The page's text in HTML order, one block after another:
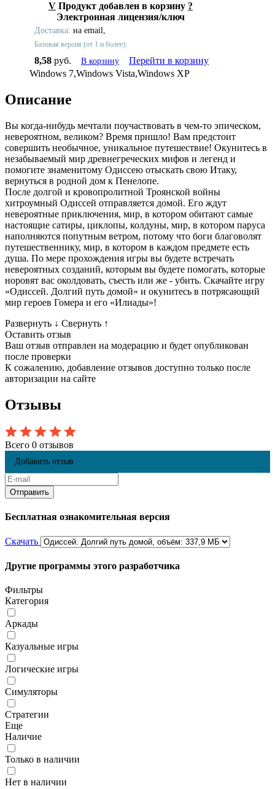
V Продукт добавлен в корзину ?
Электронная лицензия/ключ
Доставка: на email,
Базовая версия (от 1 и более):
8,58 руб. В корзину
Перейти в корзину
Windows 7,Windows Vista,Windows XP
Описание
Вы когда-нибудь мечтали поучаствовать в чем-то эпическом,
невероятном, великом? Время пришло! Вам предстоит
совершить необычное, уникальное путешествие! Окунитесь в
незабываемый мир древнегреческих мифов и легенд и
помогите знаменитому Одиссею отыскать свою Итаку,
вернуться в родной дом к Пенелопе.
После долгой и кровопролитной Троянской войны
хитроумный Одиссей отправляется домой. Его ждут
невероятные приключения, мир, в котором обитают самые
настоящие сатиры, циклопы, колдуны, мир, в котором паруса
наполняются попутным ветром, потому что боги благоволят
путешественнику, мир, в котором в каждом предмете есть
душа. По мере прохождения игры вы будете встречать
невероятных созданий, которым вы будете помогать, которые
норовят вас околдовать, съесть или же - убить. Скачайте игру
«Одиссей. Долгий путь домой» и окунитесь в потрясающий
мир героев Гомера и его «Илиады»!
Развернуть ↓ Свернуть ↑
Оставить отзыв
Ваш отзыв отправлен на модерацию и будет опубликован
после проверки
К сожалению, добавление отзывов доступно только после
авторизации на сайте
Отзывы
Всего 0 отзывов
Добавить отзыв
Бесплатная ознакомительная версия
Скачать
Другие программы этого разработчика
Фильтры
Категория
Аркады
Казуальные игры
Логические игры
Симуляторы
Стратегии
Еще
Наличие
Только в наличии
Нет в наличии